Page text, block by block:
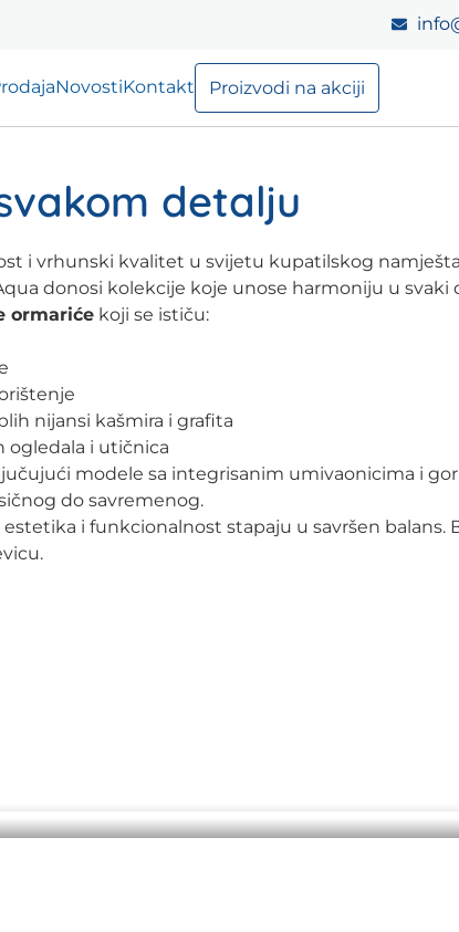
NovostiKontakt Proizvodi na akciji
detalju
i vrhunski kvalitet u svijetu kupatilskog
donosi kolekcije koje unose harmoniju u svaki
ormariće koji se ističu:
nijansi kašmira i grafita
ogledala i utičnica
modele sa integrisanim umivaonicima i
do savremenog.
i funkcionalnost stapaju u savršen balans.